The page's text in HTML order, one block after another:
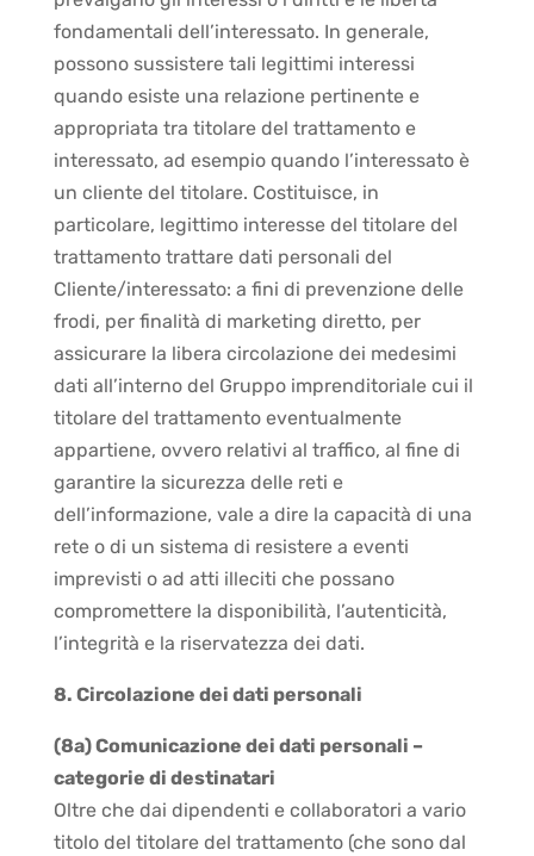
fondamentali dell’interessato. In generale,
possono sussistere tali legittimi interessi
quando esiste una relazione pertinente e
appropriata tra titolare del trattamento e
interessato, ad esempio quando l’interessato è
un cliente del titolare. Costituisce, in
particolare, legittimo interesse del titolare del
trattamento trattare dati personali del
Cliente/interessato: a fini di prevenzione delle
frodi, per finalità di marketing diretto, per
assicurare la libera circolazione dei medesimi
dati all’interno del Gruppo imprenditoriale cui il
titolare del trattamento eventualmente
appartiene, ovvero relativi al traffico, al fine di
garantire la sicurezza delle reti e
dell’informazione, vale a dire la capacità di una
rete o di un sistema di resistere a eventi
imprevisti o ad atti illeciti che possano
compromettere la disponibilità, l’autenticità,
l’integrità e la riservatezza dei dati.
8. Circolazione dei dati personali
(8a) Comunicazione dei dati personali –
categorie di destinatari
Oltre che dai dipendenti e collaboratori a vario
titolo del titolare del trattamento (che sono dal